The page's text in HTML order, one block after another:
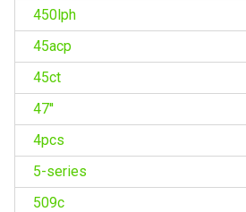
450lph
45acp
45ct
47''
4pcs
5-series
509c